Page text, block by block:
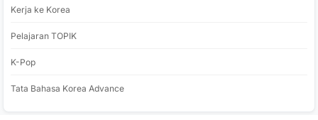
Kerja ke Korea
Pelajaran TOPIK
K-Pop
Tata Bahasa Korea Advance